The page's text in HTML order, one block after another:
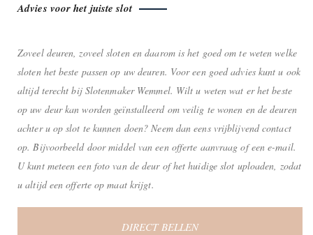
Advies voor het juiste slot
Zoveel deuren, zoveel sloten en daarom is het goed om te weten welke
sloten het beste passen op uw deuren. Voor een goed advies kunt u ook
altijd terecht bij Slotenmaker Wemmel. Wilt u weten wat er het beste
op uw deur kan worden geïnstalleerd om veilig te wonen en de deuren
achter u op slot te kunnen doen? Neem dan eens vrijblijvend contact
op. Bijvoorbeeld door middel van een offerte aanvraag of een e-mail.
U kunt meteen een foto van de deur of het huidige slot uploaden, zodat
u altijd een offerte op maat krijgt.
DIRECT BELLEN